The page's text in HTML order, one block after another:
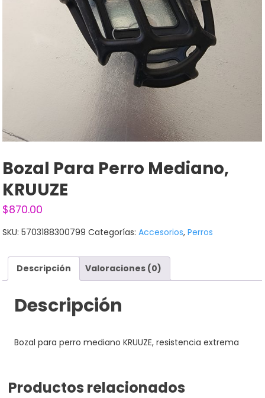
Bozal Para Perro Mediano,
KRUUZE
$870.00
SKU:5703188300799 Categorías:Accesorios,Perros
Descripción Valoraciones (0)
Descripción
Bozal para perro mediano KRUUZE, resistencia extrema
Productos relacionados